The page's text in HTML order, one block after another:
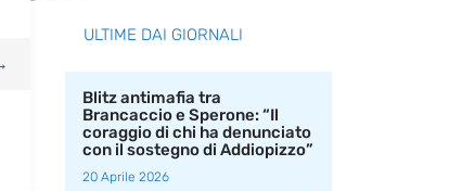
ULTIME DAI GIORNALI
Blitz antimafia tra
Brancaccio e Sperone: “Il
coraggio di chi ha denunciato
con il sostegno di Addiopizzo”
20 Aprile 2026